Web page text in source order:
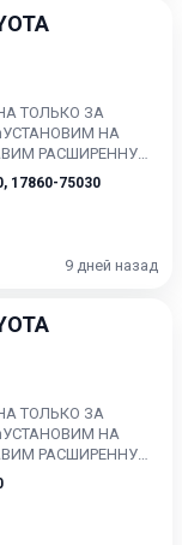
ТОЛЬКО ЗА
НА
РАСШИРЕННУЮ
без пробега по...
, 17860-75030
9 дней назад
ТОЛЬКО ЗА
НА
РАСШИРЕННУЮ
без пробега по...